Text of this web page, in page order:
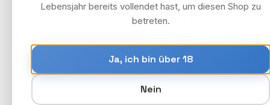
Bildergalerie überspringen
Lebensjahr bereits vollendet hast, um diesen Shop zu
betreten.
Ja, ich bin über 18
Nein